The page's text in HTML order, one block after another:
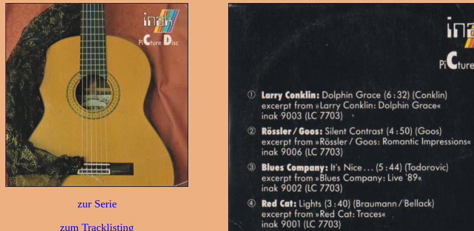
zur Serie
zum Tracklisting